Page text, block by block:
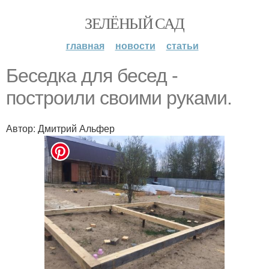
ЗЕЛЁНЫЙ САД
главная новости статьи
Беседка для бесед -
построили своими руками.
Автор: Дмитрий Альфер